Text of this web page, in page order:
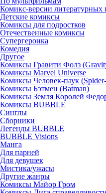
Комикс-версии литературных
Детские комиксы
Комиксы для подростков
Отечественные комиксы
Супергероика
Комедия
Другое
Комиксы Гравити Фолз
Комиксы Marvel Universe
Комиксы Человек-паук
Комиксы Бэтмен (Batman)
Комиксы Земля Королей
Комиксы BUBBLE
Синглы
Сборники
Легенды BUBBLE
BUBBLE Visions
Манга
Для парней
Для девушек
Мистика/ужасы
Другие жанры
Комиксы Майор Гром